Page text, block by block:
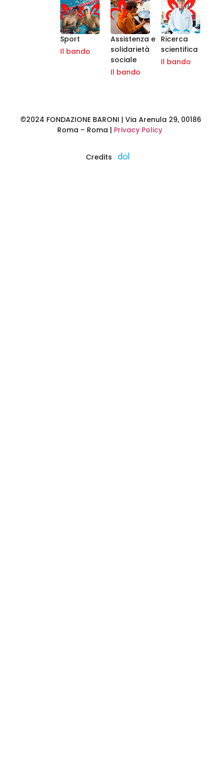
Sport
Il bando
Assistenza e
solidarietà
sociale
Il bando
Ricerca
scientifica
Il bando
©2024 FONDAZIONE BARONI | Via Arenula 29, 00186
Roma – Roma | Privacy Policy
Credits